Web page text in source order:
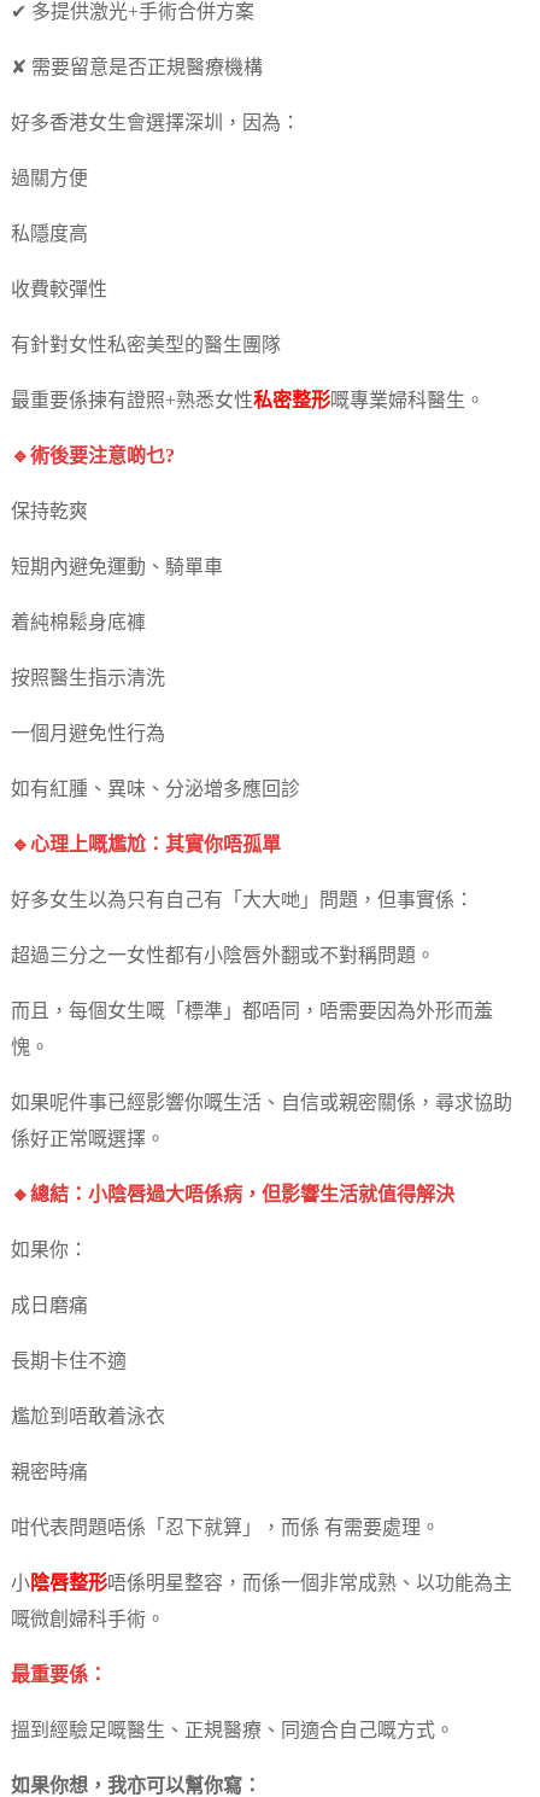
✔ 多提供激光+手術合併方案
✘ 需要留意是否正規醫療機構
好多香港女生會選擇深圳，因為：
過關方便
私隱度高
收費較彈性
有針對女性私密美型的醫生團隊
最重要係揀有證照+熟悉女性私密整形嘅專業婦科醫生。
🔹術後要注意啲乜?
保持乾爽
短期內避免運動、騎單車
着純棉鬆身底褲
按照醫生指示清洗
一個月避免性行為
如有紅腫、異味、分泌增多應回診
🔹心理上嘅尷尬：其實你唔孤單
好多女生以為只有自己有「大大哋」問題，但事實係：
超過三分之一女性都有小陰唇外翻或不對稱問題。
而且，每個女生嘅「標準」都唔同，唔需要因為外形而羞
愧。
如果呢件事已經影響你嘅生活、自信或親密關係，尋求協助
係好正常嘅選擇。
🔸總結：小陰唇過大唔係病，但影響生活就值得解決
如果你：
成日磨痛
長期卡住不適
尷尬到唔敢着泳衣
親密時痛
咁代表問題唔係「忍下就算」，而係 有需要處理。
小陰唇整形唔係明星整容，而係一個非常成熟、以功能為主
嘅微創婦科手術。
最重要係：
搵到經驗足嘅醫生、正規醫療、同適合自己嘅方式。
如果你想，我亦可以幫你寫：